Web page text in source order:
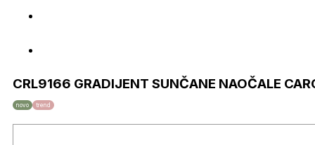
CRL9166 GRADIJENT SUNČANE NAOČALE
novo trend